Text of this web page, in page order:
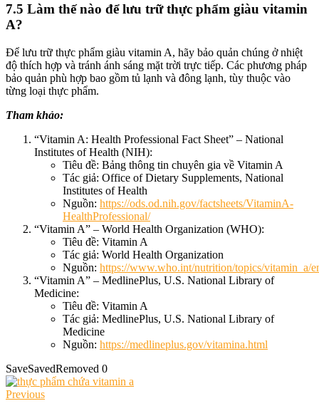
7.5 Làm thế nào để lưu trữ thực phẩm giàu vitamin
A?
Để lưu trữ thực phẩm giàu vitamin A, hãy bảo quản chúng ở nhiệt
độ thích hợp và tránh ánh sáng mặt trời trực tiếp. Các phương pháp
bảo quản phù hợp bao gồm tủ lạnh và đông lạnh, tùy thuộc vào
từng loại thực phẩm.
Tham khảo:
“Vitamin A: Health Professional Fact Sheet” – National
Institutes of Health (NIH):
Tiêu đề: Bảng thông tin chuyên gia về Vitamin A
Tác giả: Office of Dietary Supplements, National
Institutes of Health
Nguồn: https://ods.od.nih.gov/factsheets/VitaminA-
HealthProfessional/
“Vitamin A” – World Health Organization (WHO):
Tiêu đề: Vitamin A
Tác giả: World Health Organization
Nguồn: https://www.who.int/nutrition/topics/vitamin_a/
“Vitamin A” – MedlinePlus, U.S. National Library of
Medicine:
Tiêu đề: Vitamin A
Tác giả: MedlinePlus, U.S. National Library of
Medicine
Nguồn: https://medlineplus.gov/vitamina.html
SaveSavedRemoved 0
Previous